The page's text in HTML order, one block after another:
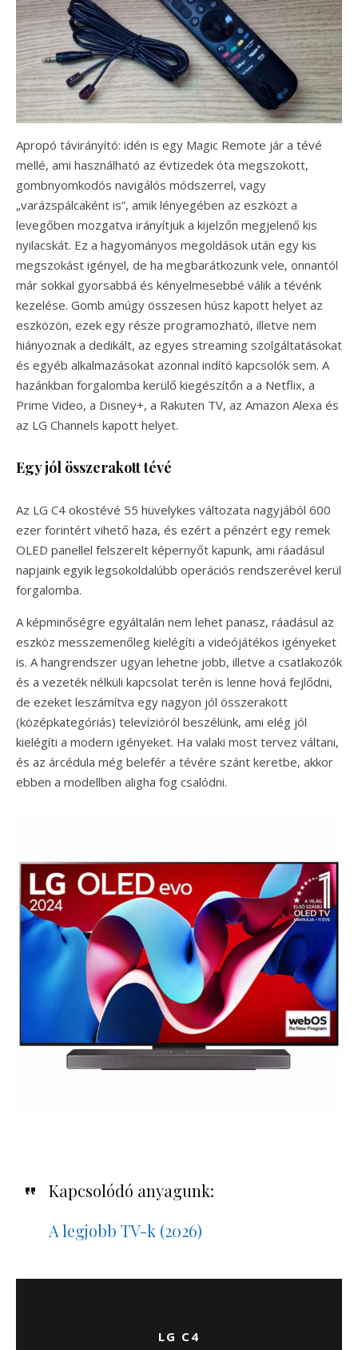
Apropó távirányító: idén is egy Magic Remote jár a tévé
mellé, ami használható az évtizedek óta megszokott,
gombnyomkodós navigálós módszerrel, vagy
„varázspálcaként is”, amik lényegében az eszközt a
levegőben mozgatva irányítjuk a kijelzőn megjelenő kis
nyilacskát. Ez a hagyományos megoldások után egy kis
megszokást igényel, de ha megbarátkozunk vele, onnantól
már sokkal gyorsabbá és kényelmesebbé válik a tévénk
kezelése. Gomb amúgy összesen húsz kapott helyet az
eszközön, ezek egy része programozható, illetve nem
hiányoznak a dedikált, az egyes streaming szolgáltatásokat
és egyéb alkalmazásokat azonnal indító kapcsolók sem. A
hazánkban forgalomba kerülő kiegészítőn a a Netflix, a
Prime Video, a Disney+, a Rakuten TV, az Amazon Alexa és
az LG Channels kapott helyet.
Egy jól összerakott tévé
Az LG C4 okostévé 55 hüvelykes változata nagyjából 600
ezer forintért vihető haza, és ezért a pénzért egy remek
OLED panellel felszerelt képernyőt kapunk, ami ráadásul
napjaink egyik legsokoldalúbb operációs rendszerével kerül
forgalomba.
A képminőségre egyáltalán nem lehet panasz, ráadásul az
eszköz messzemenőleg kielégíti a videójátékos igényeket
is. A hangrendszer ugyan lehetne jobb, illetve a csatlakozók
és a vezeték nélküli kapcsolat terén is lenne hová fejlődni,
de ezeket leszámítva egy nagyon jól összerakott
(középkategóriás) televízióról beszélünk, ami elég jól
kielégíti a modern igényeket. Ha valaki most tervez váltani,
és az árcédula még belefér a tévére szánt keretbe, akkor
ebben a modellben aligha fog csalódni.
Kapcsolódó anyagunk:
A legjobb TV-k (2026)
LG C4